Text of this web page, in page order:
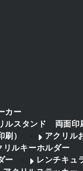
カー
ルスタンド 両面
刷）
アクリル
リルキーホルダー
ー
レンチキュ